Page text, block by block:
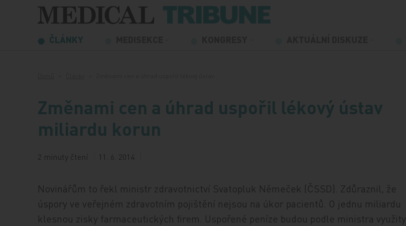
Přeskočit na obsah
ČLÁNKY
Změnami cen a úhrad uspořil lékový ústav
miliardu korun
2 minuty čtení 11. 6. 2014
Novinářům to řekl ministr zdravotnictví Svatopluk Němeček (ČSSD). Zdůraznil, že
úspory ve veřejném zdravotním pojištění nejsou na úkor pacientů. O jednu miliardu
klesnou zisky farmaceutických firem. Uspořené peníze budou podle ministra využity